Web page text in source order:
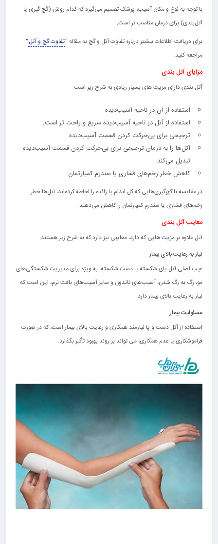
با توجه به نوع و مکان آسیب، پزشک تصمیم می‌گیرد که کدام روش (گچ گیری یا
آتل‌بندی) برای درمان مناسب تر است.
برای دریافت اطلاعات بیشتر درباره تفاوت آتل و گچ به مقاله “تفاوت گچ و آتل”
مراجعه کنید.
مزایای آتل بندی
آتل بندی دارای مزیت های بسیار زیادی به شرح زیر است:
استفاده از آن در ناحیه آسیب‌دیده
استفاده از آتل در ناحیه آسیب‌دیده سریع و راحت تر است.
ترجیحی برای بی‌حرکت کردن قسمت آسیب‌دیده
آتل‌ها را به درمان ترجیحی برای بی‌حرکت کردن قسمت آسیب‌دیده
تبدیل می‌کند.
کاهش خطر زخم‌های فشاری یا سندرم کمپارتمان
در مقایسه با گچ‌گیری‌هایی که کل اندام یا زائده را احاطه کرده‌اند، آتل‌ها خطر
زخم‌های فشاری یا سندرم کمپارتمان را کاهش می‌دهند.
معایب آتل بندی
آتل علاوه بر مزیت هایی که دارد، معایبی نیز دارد که به شرح زیر هستند:
نیاز به رعایت بالای بیمار
عیب اصلی آتل پای شکسته یا دست شکسته، به ویژه برای مدیریت شکستگی‌های
مو، رگ به رگ شدن، آسیب‌های تاندون و سایر آسیب‌های بافت نرم، این است که
نیاز به رعایت بالای بیمار دارد.
مسئولیت بیمار
استفاده از آتل دست و پا نیازمند همکاری و رعایت بالای بیمار است، که در صورت
فراموشکاری یا عدم همکاری، می تواند بر روند بهبود تأثیر بگذارد.